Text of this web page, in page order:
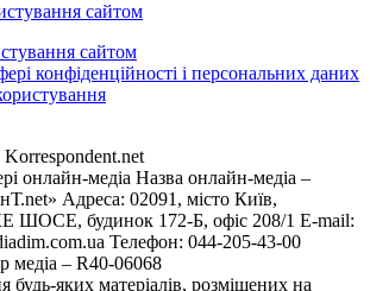
сайтом
сайтом
конфіденційності і персональних даних
онлайн-медіа Назва онлайн-медіа –
Адреса: 02091, місто Київ,
будинок 172-Б, офіс 208/1 E-mail:
Телефон: 044-205-43-00
медіа – R40-06068
будь-яких матеріалів, розміщених на